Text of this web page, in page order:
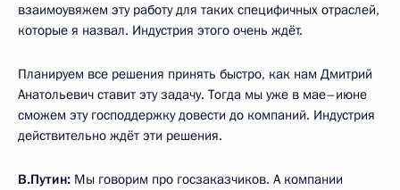
взаимоувяжем эту работу для таких специфичных отраслей,
которые я назвал. Индустрия этого очень ждёт.
Планируем все решения принять быстро, как нам Дмитрий
Анатольевич ставит эту задачу. Тогда мы уже в мае–июне
сможем эту господдержку довести до компаний. Индустрия
действительно ждёт эти решения.
В.Путин: Мы говорим про госзаказчиков. А компании